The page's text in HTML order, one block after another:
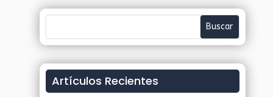
Artículos Recientes